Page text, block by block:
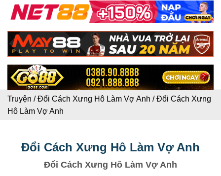
Truyện /Đổi Cách Xưng Hô Làm Vợ Anh /Đổi Cách Xưng
Hô Làm Vợ Anh
Đổi Cách Xưng Hô Làm Vợ Anh
Đổi Cách Xưng Hô Làm Vợ Anh